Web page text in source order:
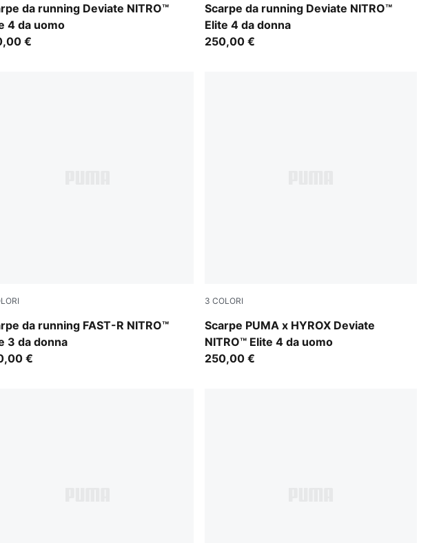
da running Deviate NITRO™
4 da uomo
Lavender-Ultra Red-Inky Depths
€
Scarpe da running Deviate NITRO™
Elite 4 da donna
Light Lavender-Ultra Red-Inky Depths
250,00 €
da running FAST-R NITRO™
3 da donna
Lavender-Inky Depths-Ultra Red
€
3 COLORI
Scarpe PUMA x HYROX Deviate
NITRO™ Elite 4 da uomo
Intense Mint-Light Lavender
250,00 €